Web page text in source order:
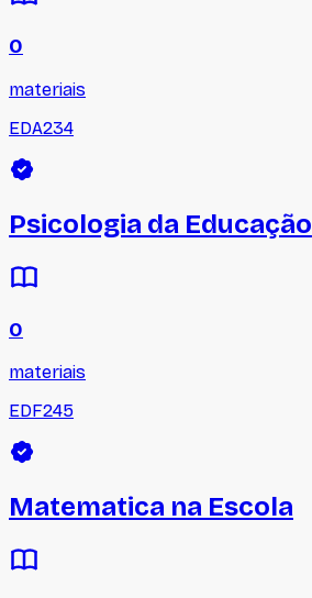
0
materiais
EDA234
Psicologia da Educação
0
materiais
EDF245
Matematica na Escola